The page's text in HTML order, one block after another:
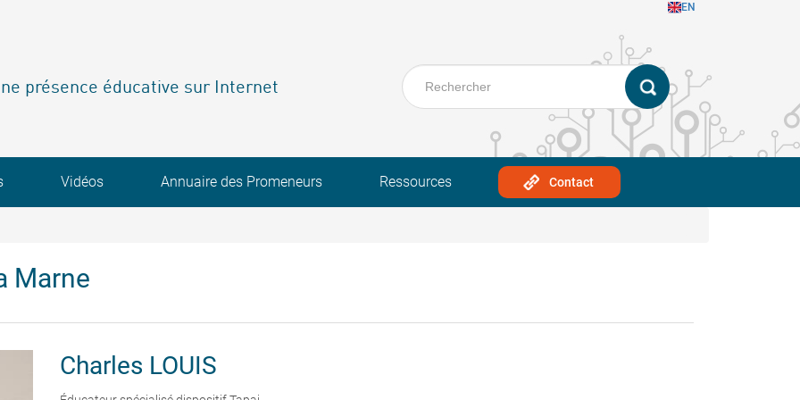
EN
présence éducative sur Internet
Vidéos Annuaire des Promeneurs Ressources Contact
Marne
Charles LOUIS